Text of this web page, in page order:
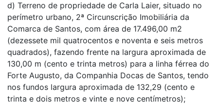
d) Terreno de propriedade de Carla Laier, situado no
perímetro urbano, 2ª Circunscrição Imobiliária da
Comarca de Santos, com área de 17.496,00 m2
(dezessete mil quatrocentos e noventa e seis metros
quadrados), fazendo frente na largura aproximada de
130,00 m (cento e trinta metros) para a linha férrea do
Forte Augusto, da Companhia Docas de Santos, tendo
nos fundos largura aproximada de 132,29 (cento e
trinta e dois metros e vinte e nove centímetros);